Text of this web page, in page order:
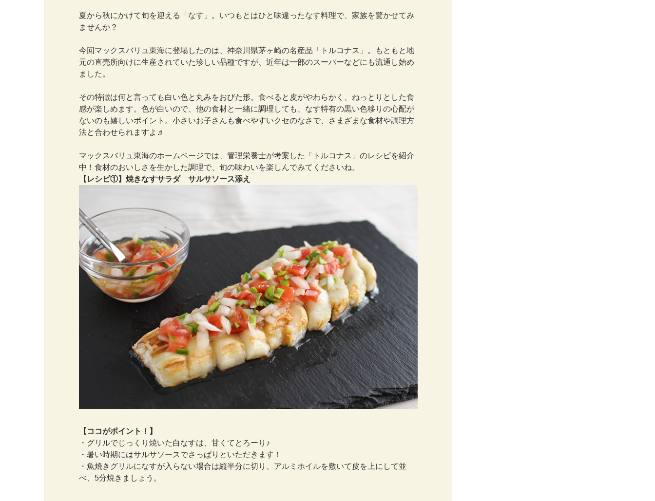
夏から秋にかけて旬を迎える「なす」。いつもとはひと味違ったなす料理で、家族を驚かせてみ
ませんか？
今回マックスバリュ東海に登場したのは、神奈川県茅ヶ崎の名産品「トルコナス」。もともと地
元の直売所向けに生産されていた珍しい品種ですが、近年は一部のスーパーなどにも流通し始め
ました。
その特徴は何と言っても白い色と丸みをおびた形。食べると皮がやわらかく、ねっとりとした食
感が楽しめます。色が白いので、他の食材と一緒に調理しても、なす特有の黒い色移りの心配が
ないのも嬉しいポイント。小さいお子さんも食べやすいクセのなさで、さまざまな食材や調理方
法と合わせられますよ♬
マックスバリュ東海のホームページでは、管理栄養士が考案した「トルコナス」のレシピを紹介
中！食材のおいしさを生かした調理で、旬の味わいを楽しんでみてくださいね。
【レシピ①】焼きなすサラダ サルサソース添え
【ココがポイント！】
・グリルでじっくり焼いた白なすは、甘くてとろーり♪
・暑い時期にはサルサソースでさっぱりといただきます！
・魚焼きグリルになすが入らない場合は縦半分に切り、アルミホイルを敷いて皮を上にして並
べ、5分焼きましょう。